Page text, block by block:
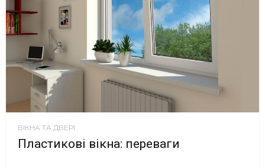
ВІКНА ТА ДВЕРІ
Пластикові вікна: переваги